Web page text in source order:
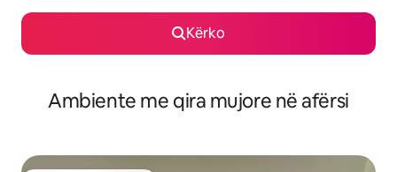
Kërko
Ambiente me qira mujore në afërsi